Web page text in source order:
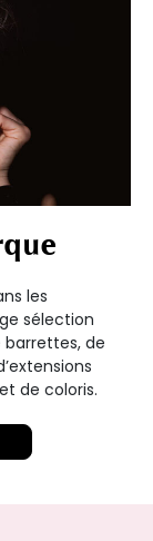
les
sélection
barrettes, de
de coloris.